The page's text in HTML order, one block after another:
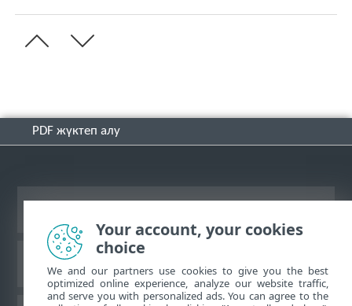
PDF жүктеп алу
ESET білім қоры
Your account, your cookies
choice
We and our partners use cookies to give you the best
optimized online experience, analyze our website traffic,
and serve you with personalized ads. You can agree to the